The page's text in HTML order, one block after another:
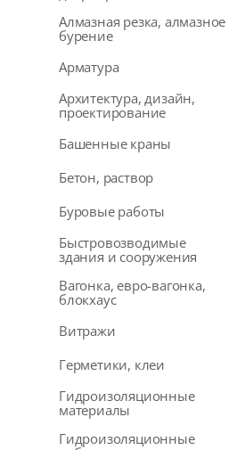
Алмазная резка, алмазное
бурение
Арматура
Архитектура, дизайн,
проектирование
Башенные краны
Бетон, раствор
Буровые работы
Быстровозводимые
здания и сооружения
Вагонка, евро-вагонка,
блокхаус
Витражи
Герметики, клеи
Гидроизоляционные
материалы
Гидроизоляционные